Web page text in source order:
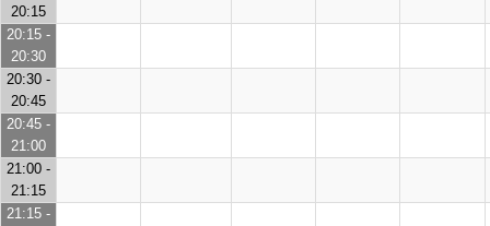
20:15
20:15 -
20:30
20:30 -
20:45
20:45 -
21:00
21:00 -
21:15
21:15 -